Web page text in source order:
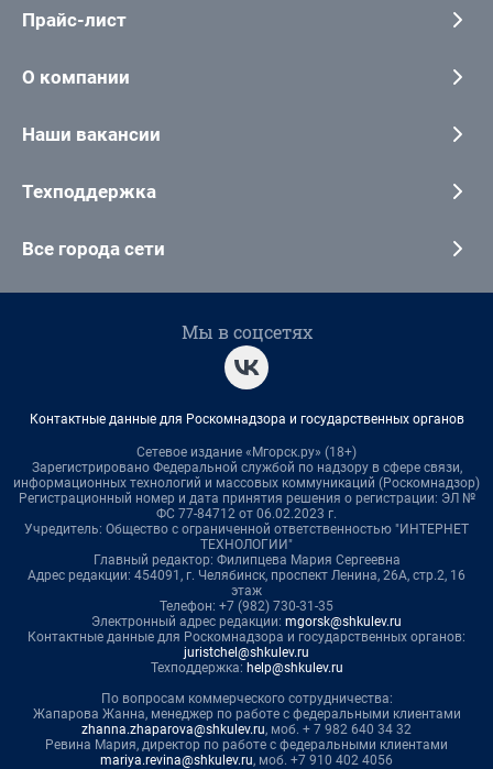
Прайс-лист
О компании
Наши вакансии
Техподдержка
Все города сети
Мы в соцсетях
Контактные данные для Роскомнадзора и государственных органов
Сетевое издание «Мгорск.ру» (18+)
Зарегистрировано Федеральной службой по надзору в сфере связи,
информационных технологий и массовых коммуникаций (Роскомнадзор)
Регистрационный номер и дата принятия решения о регистрации: ЭЛ №
ФС 77-84712 от 06.02.2023 г.
Учредитель: Общество с ограниченной ответственностью "ИНТЕРНЕТ
ТЕХНОЛОГИИ"
Главный редактор: Филипцева Мария Сергеевна
Адрес редакции: 454091, г. Челябинск, проспект Ленина, 26А, стр.2, 16
этаж
Телефон: +7 (982) 730-31-35
Электронный адрес редакции: mgorsk@shkulev.ru
Контактные данные для Роскомнадзора и государственных органов:
juristchel@shkulev.ru
Техподдержка: help@shkulev.ru
По вопросам коммерческого сотрудничества:
Жапарова Жанна, менеджер по работе с федеральными клиентами
zhanna.zhaparova@shkulev.ru, моб. + 7 982 640 34 32
Ревина Мария, директор по работе с федеральными клиентами
mariya.revina@shkulev.ru, моб. +7 910 402 4056